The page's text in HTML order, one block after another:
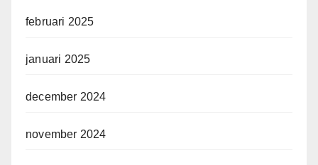
februari 2025
januari 2025
december 2024
november 2024